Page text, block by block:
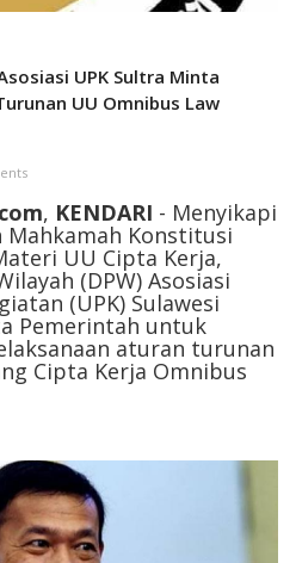
UPK Sultra Minta
UU Omnibus Law
com, KENDARI - Menyikapi
Konstitusi
UU Cipta Kerja,
(DPW) Asosiasi
(UPK) Sulawesi
Pemerintah untuk
aturan turunan
Cipta Kerja Omnibus